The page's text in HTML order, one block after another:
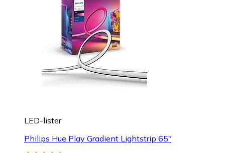
LED-lister
Philips Hue Play Gradient Lightstrip 65"